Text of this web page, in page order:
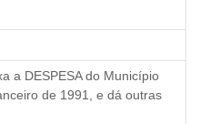
a DESPESA do Município
de 1991, e dá outras